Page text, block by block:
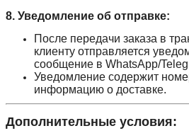
8. Уведомление об отправке:
После передачи заказа в
клиенту отправляется
сообщение в WhatsApp/
Уведомление содержит
информацию о доставке.
Дополнительные условия: